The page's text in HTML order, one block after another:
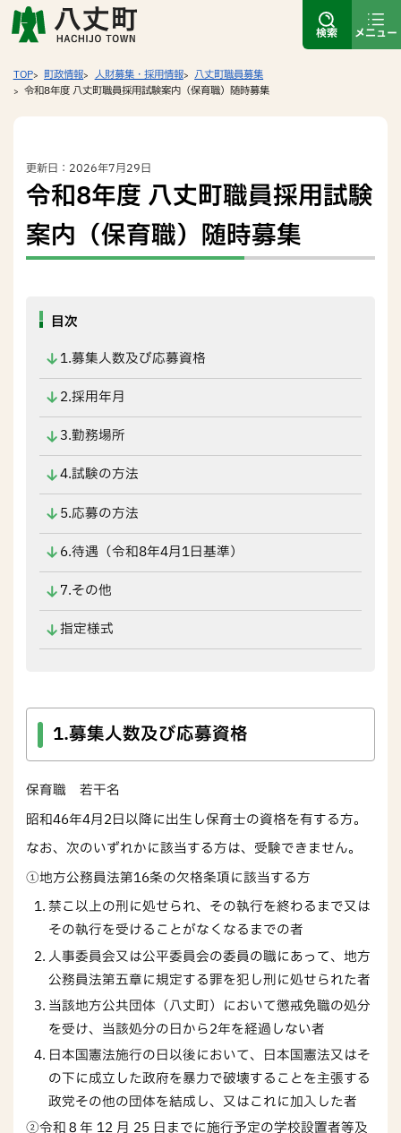
検索 メニュー
TOP 町政情報 人財募集・採用情報
八丈町職員募集
令和8年度 八丈町職員採用試験案内（保育職）随時募集
更新日：2026年7月29日
令和8年度 八丈町職員採用試験
案内（保育職）随時募集
目次
1.募集人数及び応募資格
2.採用年月
3.勤務場所
4.試験の方法
5.応募の方法
6.待遇（令和8年4月1日基準）
7.その他
指定様式
1.募集人数及び応募資格
保育職 若干名
昭和46年4月2日以降に出生し保育士の資格を有する方。
なお、次のいずれかに該当する方は、受験できません。
①地方公務員法第16条の欠格条項に該当する方
禁こ以上の刑に処せられ、その執行を終わるまで又は
その執行を受けることがなくなるまでの者
人事委員会又は公平委員会の委員の職にあって、地方
公務員法第五章に規定する罪を犯し刑に処せられた者
当該地方公共団体（八丈町）において懲戒免職の処分
を受け、当該処分の日から2年を経過しない者
日本国憲法施行の日以後において、日本国憲法又はそ
の下に成立した政府を暴力で破壊することを主張する
政党その他の団体を結成し、又はこれに加入した者
②令和８年 12 月 25 日までに施行予定の学校設置者等及